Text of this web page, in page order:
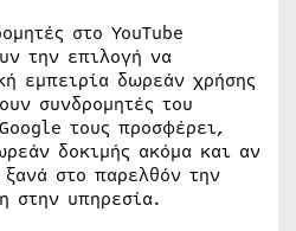
στο YouTube
την επιλογή να
εμπειρία δωρεάν χρήσης
συνδρομητές του
τους προσφέρει,
δοκιμής ακόμα και αν
στο παρελθόν την
στην υπηρεσία.